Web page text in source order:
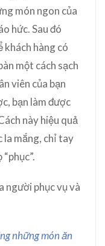
món ngon của
hức. Sau đó
khách hàng có
một cách sạch
viên của bạn
bạn làm được
này hiệu quả
la mắng, chỉ tay
người phục vụ và
những món ăn